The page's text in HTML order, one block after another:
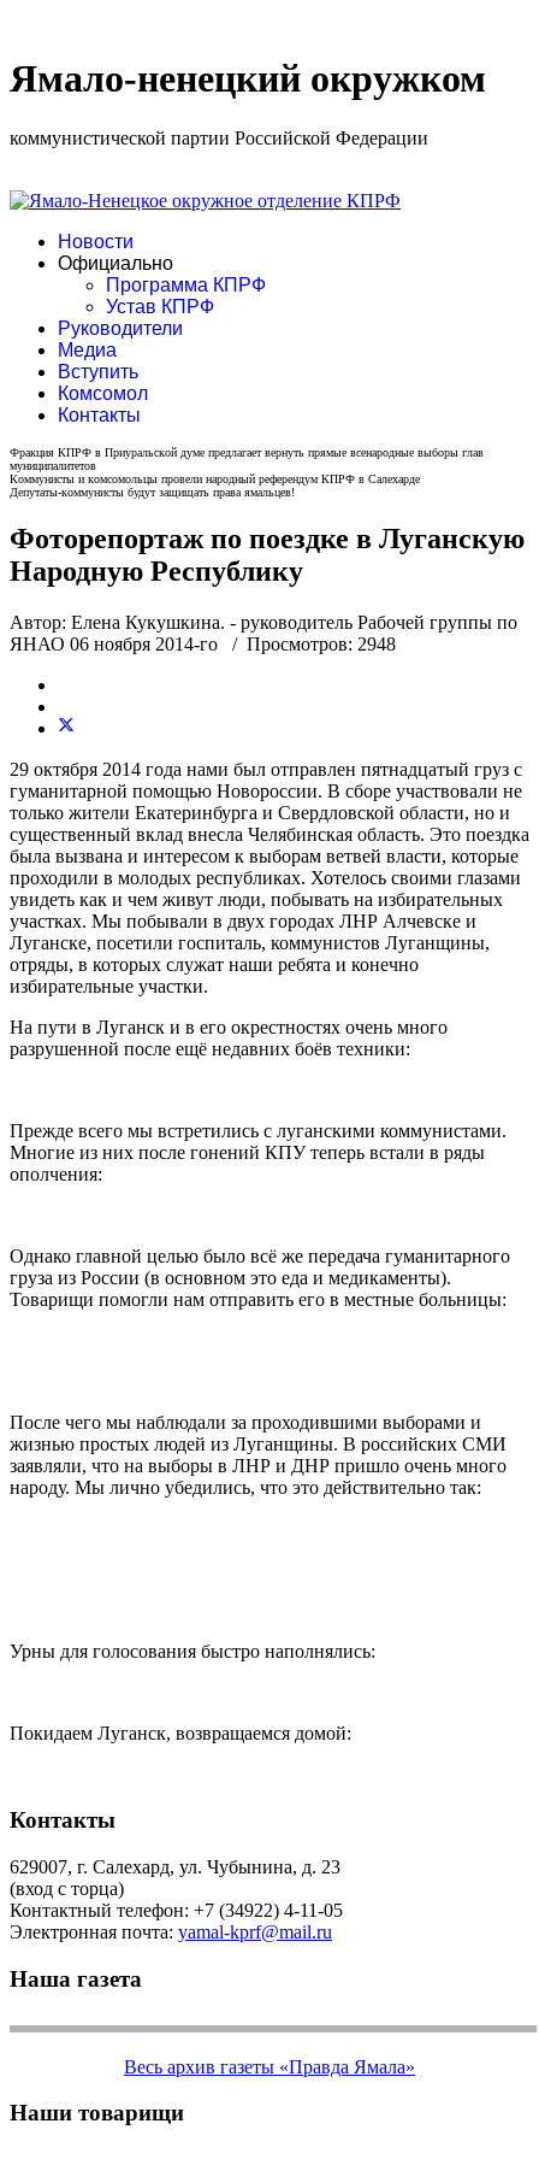
Ямало-ненецкий окружком
коммунистической партии Российской Федерации
Новости
Официально
Программа КПРФ
Устав КПРФ
Руководители
Медиа
Вступить
Комсомол
Контакты
Фракция КПРФ в Приуральской думе предлагает вернуть прямые всенародные выборы глав
муниципалитетов
Коммунисты и комсомольцы провели народный референдум КПРФ в Салехарде
Депутаты-коммунисты будут защищать права ямальцев!
Фоторепортаж по поездке в Луганскую
Народную Республику
Автор: Елена Кукушкина. - руководитель Рабочей группы по
ЯНАО 06 ноября 2014-го / Просмотров: 2948
29 октября 2014 года нами был отправлен пятнадцатый груз с
гуманитарной помощью Новороссии. В сборе участвовали не
только жители Екатеринбурга и Свердловской области, но и
существенный вклад внесла Челябинская область. Это поездка
была вызвана и интересом к выборам ветвей власти, которые
проходили в молодых республиках. Хотелось своими глазами
увидеть как и чем живут люди, побывать на избирательных
участках. Мы побывали в двух городах ЛНР Алчевске и
Луганске, посетили госпиталь, коммунистов Луганщины,
отряды, в которых служат наши ребята и конечно
избирательные участки.
На пути в Луганск и в его окрестностях очень много
разрушенной после ещё недавних боёв техники:
Прежде всего мы встретились с луганскими коммунистами.
Многие из них после гонений КПУ теперь встали в ряды
ополчения:
Однако главной целью было всё же передача гуманитарного
груза из России (в основном это еда и медикаменты).
Товарищи помогли нам отправить его в местные больницы:
После чего мы наблюдали за проходившими выборами и
жизнью простых людей из Луганщины. В российских СМИ
заявляли, что на выборы в ЛНР и ДНР пришло очень много
народу. Мы лично убедились, что это действительно так:
Урны для голосования быстро наполнялись:
Покидаем Луганск, возвращаемся домой:
Контакты
629007, г. Салехард, ул. Чубынина, д. 23
(вход с торца)
Контактный телефон: +7 (34922) 4-11-05
Электронная почта: yamal-kprf@mail.ru
Наша газета
Весь архив газеты «Правда Ямала»
Наши товарищи